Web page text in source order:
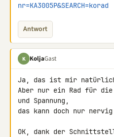
nr=KA3005P&SEARCH=korad
Antwort
K KoljaGast
Ja, das ist mir natürlich
Aber nur ein Rad für
und Spannung,
das kann doch nur
OK, dank der